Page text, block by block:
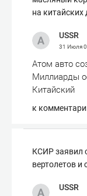
на китайских
USSR
31 Июля
Атом авто
Миллиарды
Китайский
к
КСИР заявил
вертолетов
USSR